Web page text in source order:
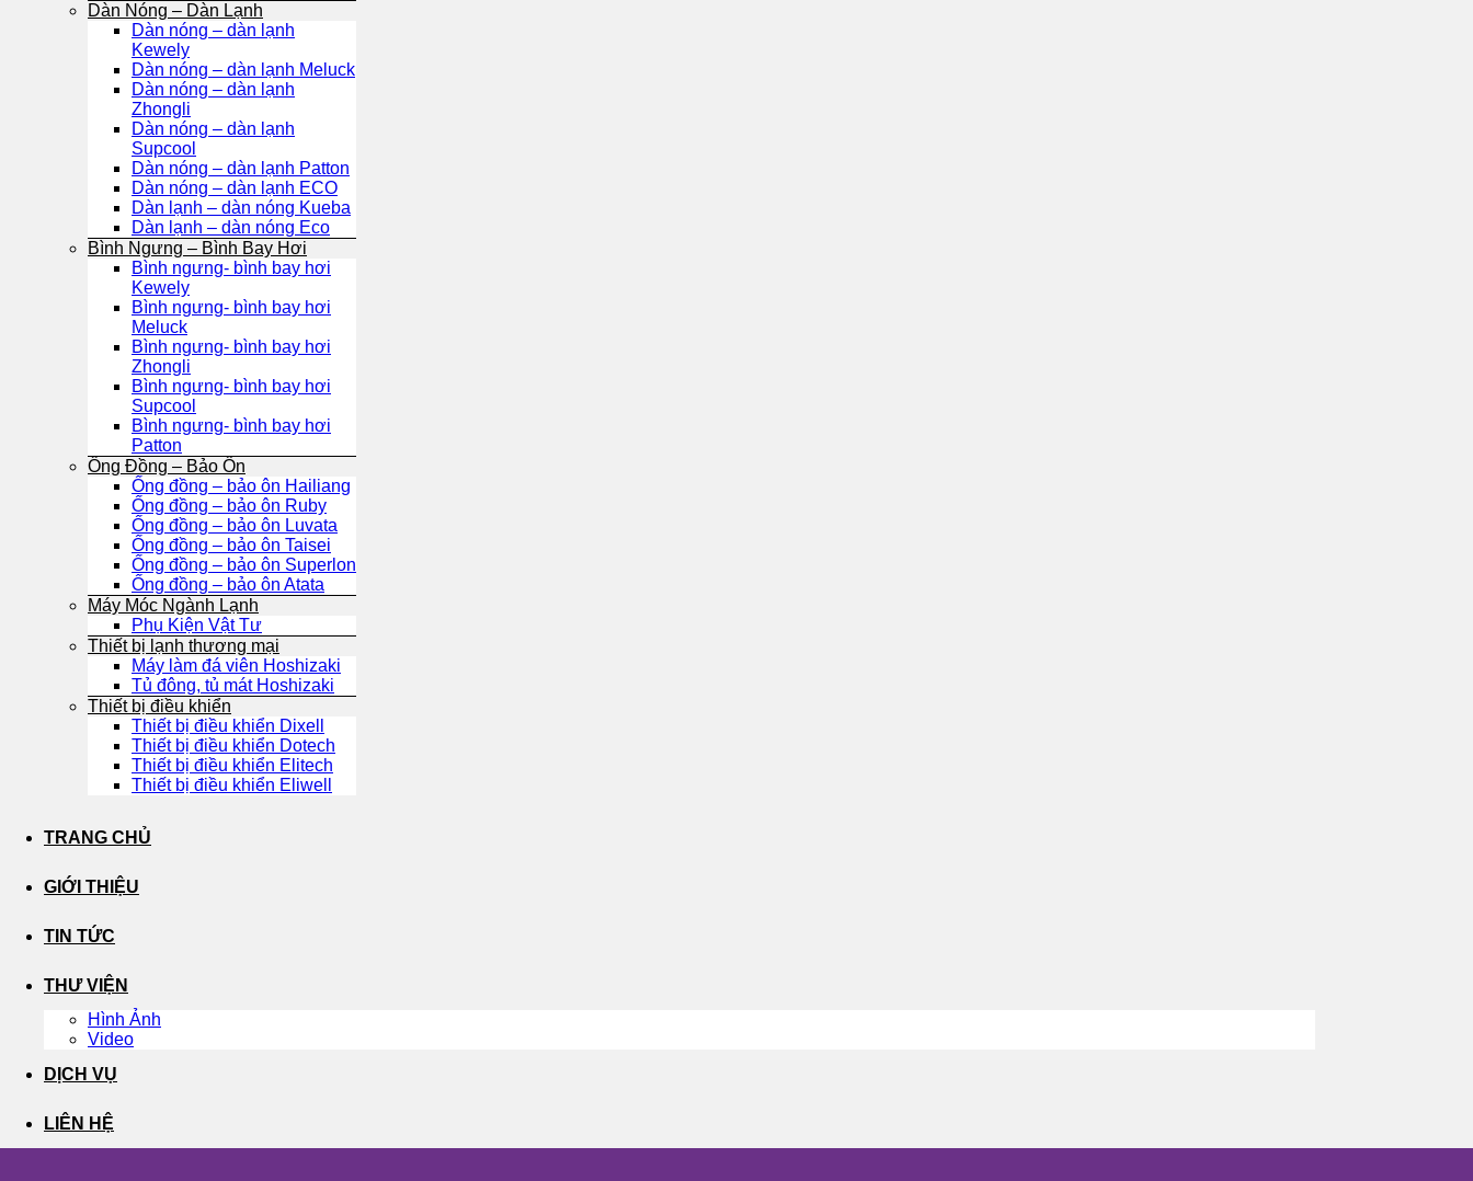
Dàn Nóng – Dàn Lạnh
Dàn nóng – dàn lạnh
Kewely
Dàn nóng – dàn lạnh Meluck
Dàn nóng – dàn lạnh
Zhongli
Dàn nóng – dàn lạnh
Supcool
Dàn nóng – dàn lạnh Patton
Dàn nóng – dàn lạnh ECO
Dàn lạnh – dàn nóng Kueba
Dàn lạnh – dàn nóng Eco
Bình Ngưng – Bình Bay Hơi
Bình ngưng- bình bay hơi
Kewely
Bình ngưng- bình bay hơi
Meluck
Bình ngưng- bình bay hơi
Zhongli
Bình ngưng- bình bay hơi
Supcool
Bình ngưng- bình bay hơi
Patton
Ống Đồng – Bảo Ôn
Ống đồng – bảo ôn Hailiang
Ống đồng – bảo ôn Ruby
Ống đồng – bảo ôn Luvata
Ống đồng – bảo ôn Taisei
Ống đồng – bảo ôn Superlon
Ống đồng – bảo ôn Atata
Máy Móc Ngành Lạnh
Phụ Kiện Vật Tư
Thiết bị lạnh thương mại
Máy làm đá viên Hoshizaki
Tủ đông, tủ mát Hoshizaki
Thiết bị điều khiển
Thiết bị điều khiển Dixell
Thiết bị điều khiển Dotech
Thiết bị điều khiển Elitech
Thiết bị điều khiển Eliwell
TRANG CHỦ
GIỚI THIỆU
TIN TỨC
THƯ VIỆN
Hình Ảnh
Video
DỊCH VỤ
LIÊN HỆ